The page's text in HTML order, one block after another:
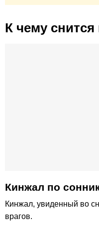
К чему снится
Кинжал по
Кинжал, увиденный во
врагов.